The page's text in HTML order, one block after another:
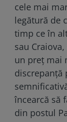
cele mai
legătură de
timp ce în
sau
un preț mai
discrepanță
încearcă să
din postul